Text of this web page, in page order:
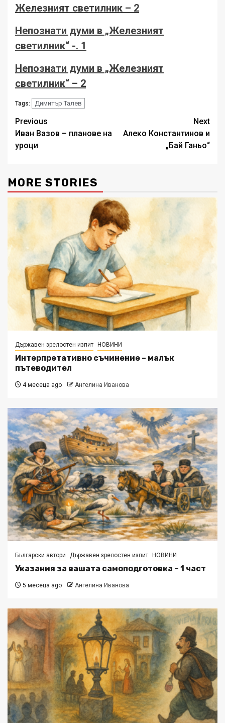
Железният светилник – 2
Непознати думи в „Железният
светилник“ -. 1
Непознати думи в „Железният
светилник“ – 2
Tags: Димитър Талев
Post
navigation
Previous
Иван Вазов – планове на
уроци
Next
Алеко Константинов и
„Бай Ганьо“
MORE STORIES
Държавен зрелостен изпит НОВИНИ
Интерпретативно съчинение – малък
пътеводител
4 месеца ago Ангелина Иванова
Български автори Държавен зрелостен изпит НОВИНИ
Указания за вашата самоподготовка – 1 част
5 месеца ago Ангелина Иванова